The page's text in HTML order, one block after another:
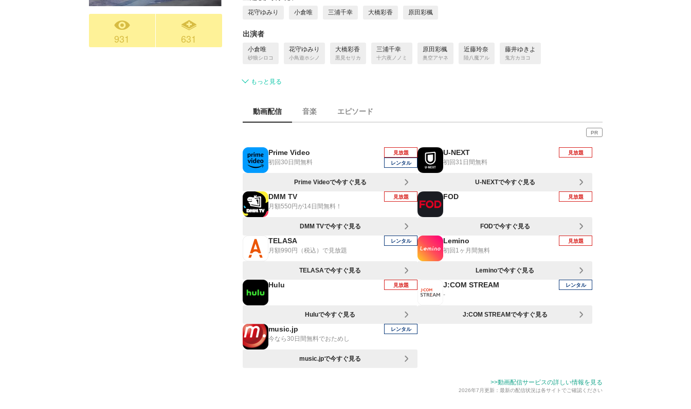
931 631
花守ゆみり 小倉唯 三浦千幸 大橋彩香 原田彩楓
出演者
小倉唯
砂狼シロコ
花守ゆみり
小鳥遊ホシノ
大橋彩香
黒見セリカ
三浦千幸
十六夜ノノミ
原田彩楓
奥空アヤネ
近藤玲奈
陸八魔アル
藤井ゆきよ
鬼方カヨコ
もっと見る
動画配信 音楽 エピソード
PR
Prime Video
初回30日間無料
見放題
レンタル
Prime Videoで今すぐ見る
U-NEXT
初回31日間無料
見放題
U-NEXTで今すぐ見る
DMM TV
月額550円が14日間無料！
見放題
DMM TVで今すぐ見る
FOD 見放題
FODで今すぐ見る
TELASA
月額990円（税込）で見放題
レンタル
TELASAで今すぐ見る
Lemino
初回1ヶ月間無料
見放題
Leminoで今すぐ見る
Hulu 見放題
Huluで今すぐ見る
J:COM STREAM
-
レンタル
J:COM STREAMで今すぐ見る
music.jp
今なら30日間無料でおためし
レンタル
music.jpで今すぐ見る
>>動画配信サービスの詳しい情報を見る
2026年7月更新：最新の配信状況は各サイトでご確認ください